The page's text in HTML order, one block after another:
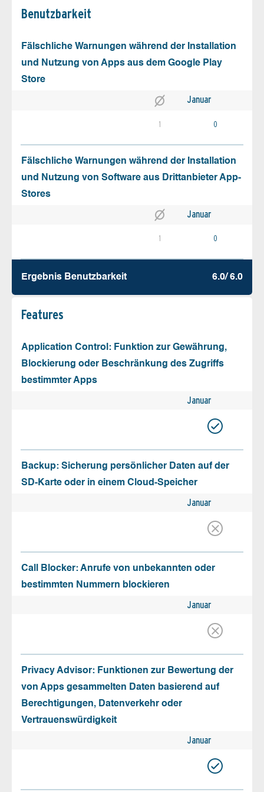
Benutz­barkeit
Fälschliche Warnungen während der Installation
und Nutzung von Apps aus dem Google Play
Store
Januar
1 0
Fälschliche Warnungen während der Installation
und Nutzung von Software aus Drittanbieter App-
Stores
Januar
1 0
Ergebnis Benutz­barkeit 6.0/ 6.0
Features
Application Control: Funktion zur Gewährung,
Blockierung oder Beschränkung des Zugriffs
bestimmter Apps
Januar
Backup: Sicherung persönlicher Daten auf der
SD-Karte oder in einem Cloud-Speicher
Januar
Call Blocker: Anrufe von unbekannten oder
bestimmten Nummern blockieren
Januar
Privacy Advisor: Funktionen zur Bewertung der
von Apps gesammelten Daten basierend auf
Berechtigungen, Datenverkehr oder
Vertrauenswürdigkeit
Januar